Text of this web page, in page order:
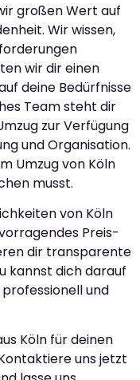
großen Wert auf
Wir wissen,
wir dir einen
deine Bedürfnisse
Team steht dir
zur Verfügung
und Organisation.
Umzug von Köln
musst.
von Köln
Preis-
dir transparente
kannst dich darauf
und
Köln für deinen
uns jetzt